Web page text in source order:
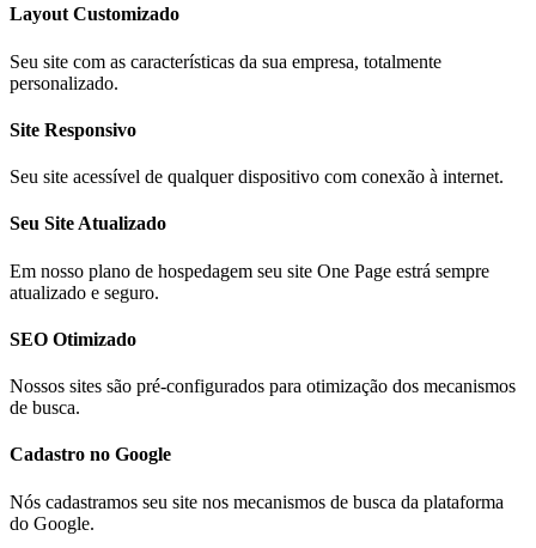
Layout Customizado​
Seu site com as características da sua empresa, totalmente
personalizado.
Site Responsivo
Seu site acessível de qualquer dispositivo com conexão à internet.
Seu Site Atualizado
Em nosso plano de hospedagem seu site One Page estrá sempre
atualizado e seguro.
SEO Otimizado
Nossos sites são pré-configurados para otimização dos mecanismos
de busca.
Cadastro no Google
Nós cadastramos seu site nos mecanismos de busca da plataforma
do Google.